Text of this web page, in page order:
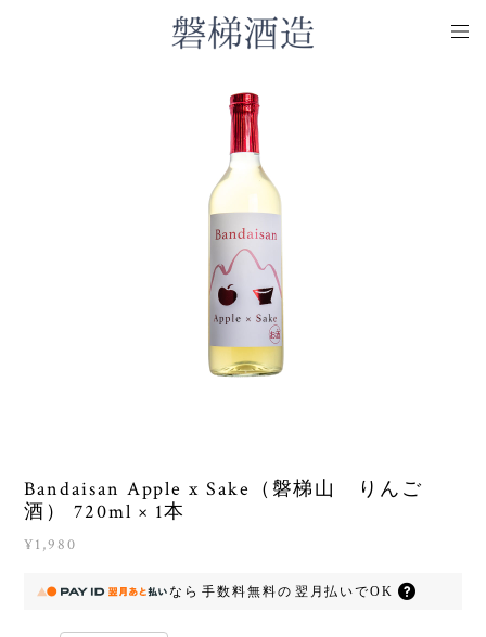
Bandaisan Apple x Sake（磐梯山 りんご
酒） 720ml × 1本
¥1,980
なら 手数料無料の 翌月払いでOK